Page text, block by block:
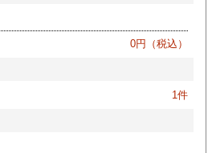
0円（税込）
1件